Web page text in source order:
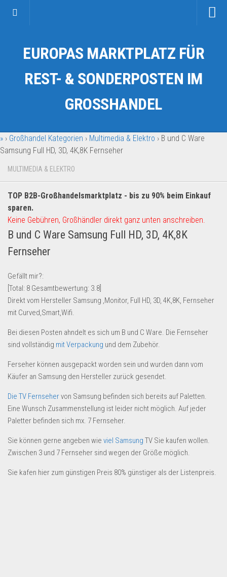
Kategorien
Auto & Motorrad
Fahrzeuge & Transport
Garten & Werkzeug
Geschäft, Büro & Schreibwaren
Geschenkartikel
Handy und Smartphone
Kosmetik & Pflege
Lebensmittel & Getränke
Multimedia & Elektro
Münzen
Spielzeug & Games
Uhren & Schmuck
Restposten-Angebote
eBay Restposten kaufen
Sonderposten-Angebote
Saison & Eventprodkte
Dropshipping-Produkte
B2B Produkte
EUROPAS MARKTPLATZ FÜR
REST- & SONDERPOSTEN IM
GROSSHANDEL
» › Großhandel Kategorien › Multimedia & Elektro › B und C Ware
Samsung Full HD, 3D, 4K,8K Fernseher
MULTIMEDIA & ELEKTRO
TOP B2B-Großhandelsmarktplatz - bis zu 90% beim Einkauf
sparen.
Keine Gebühren, Großhändler direkt ganz unten anschreiben.
B und C Ware Samsung Full HD, 3D, 4K,8K
Fernseher
Gefällt mir?:
[Total: 8 Gesamtbewertung: 3.8
Direkt vom Hersteller Samsung ,Monitor, Full HD, 3D, 4K,8K, Fernseher
mit Curved,Smart,Wifi.
Bei diesen Posten ahndelt es sich um B und C Ware. Die Fernseher
sind vollständig mit Verpackung und dem Zubehör.
Ferseher können ausgepackt worden sein und wurden dann vom
Käufer an Samsung den Hersteller zurück gesendet.
Die TV Fernsehervon Samsung befinden sich bereits auf Paletten.
Eine Wunsch Zusammenstellung ist leider nicht möglich. Auf jeder
Paletter befinden sich mx. 7 Fernseher.
Sie können gerne angeben wie viel Samsung TV Sie kaufen wollen.
Zwischen 3 und 7 Fernseher sind wegen der Größe möglich.
Sie kafen hier zum günstigen Preis 80% günstiger als der Listenpreis.